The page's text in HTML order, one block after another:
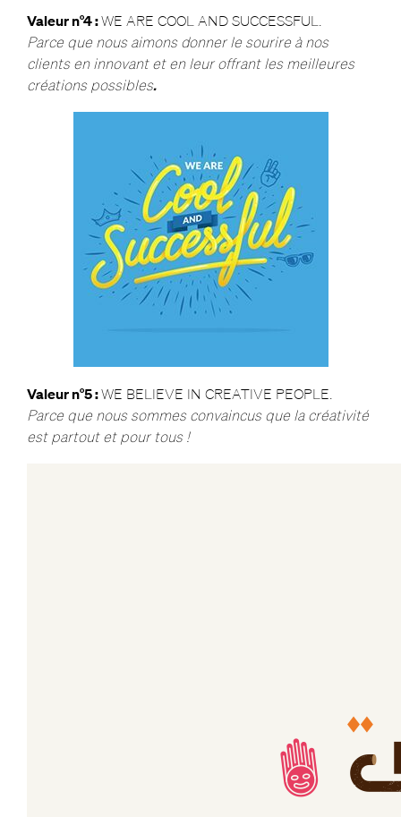
Valeur n°4 :WE ARE COOL AND SUCCESSFUL.
Parce que nous aimons donner le sourire à nos
clients en innovant et en leur offrant les meilleures
créations possibles.
Valeur n°5 :WE BELIEVE IN CREATIVE PEOPLE.
Parce quenous sommes convaincus que la créativité
est partout et pour tous !